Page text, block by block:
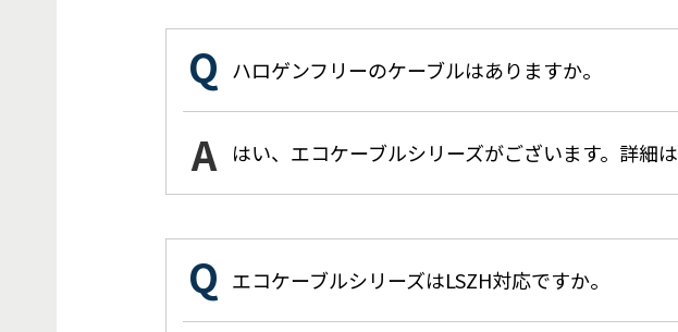
ハロゲンフリーのケーブルはありますか。
はい、エコケーブルシリーズがございます。詳細は
エコケーブルシリーズはLSZH対応ですか。